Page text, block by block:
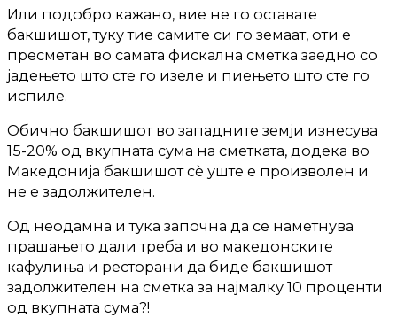
Или подобро кажано, вие не го оставате
бакшишот, туку тие самите си го земаат, оти е
пресметан во самата фискална сметка заедно со
јадењето што сте го изеле и пиењето што сте го
испиле.
Обично бакшишот во западните земји изнесува
15-20% од вкупната сума на сметката, додека во
Македонија бакшишот сѐ уште е произволен и
не е задолжителен.
Од неодамна и тука започна да се наметнува
прашањето дали треба и во македонските
кафулиња и ресторани да биде бакшишот
задолжителен на сметка за најмалку 10 проценти
од вкупната сума?!